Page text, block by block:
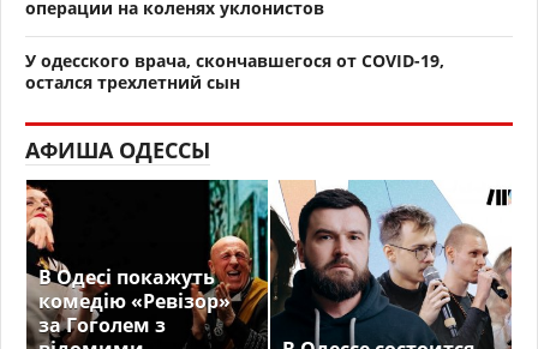
операции на коленях уклонистов
У одесского врача, скончавшегося от COVID-19,
остался трехлетний сын
АФИША ОДЕССЫ
В Одесі покажуть
комедію «Ревізор»
за Гоголем з